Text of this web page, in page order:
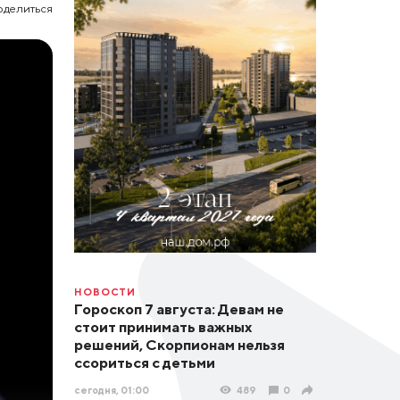
НОВОСТИ
Гороскоп 7 августа: Девам не
стоит принимать важных
решений, Скорпионам нельзя
ссориться с детьми
сегодня, 01:00 489 0